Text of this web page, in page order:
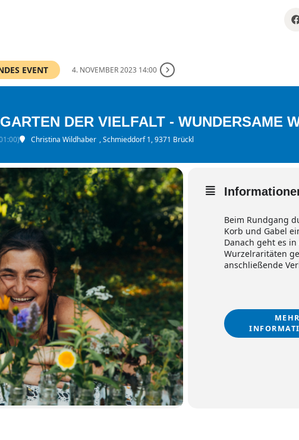
EVENT 4. NOVEMBER 2023 14:00
DER VIELFALT - WUNDERSAME
Christina Wildhaber , Schmieddorf 1, 9371 Brückl
Beim Rundgang
Korb und Gabel
Danach geht es
Wurzelraritäten
anschließende
MEHR